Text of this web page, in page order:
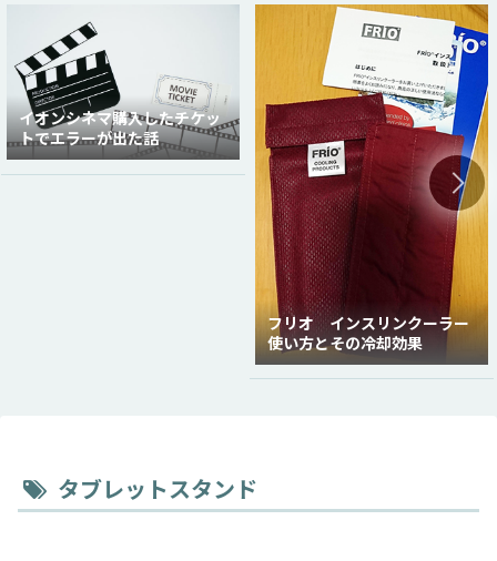
イオンシネマ購入したチケッ
トでエラーが出た話
フリオ インスリンクーラー
使い方とその冷却効果
タブレットスタンド